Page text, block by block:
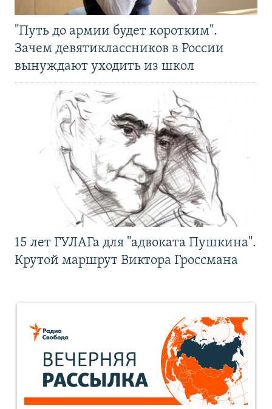
"Путь до армии будет коротким".
Зачем девятиклассников в России
вынуждают уходить из школ
15 лет ГУЛАГа для "адвоката Пушкина".
Крутой маршрут Виктора Гроссмана